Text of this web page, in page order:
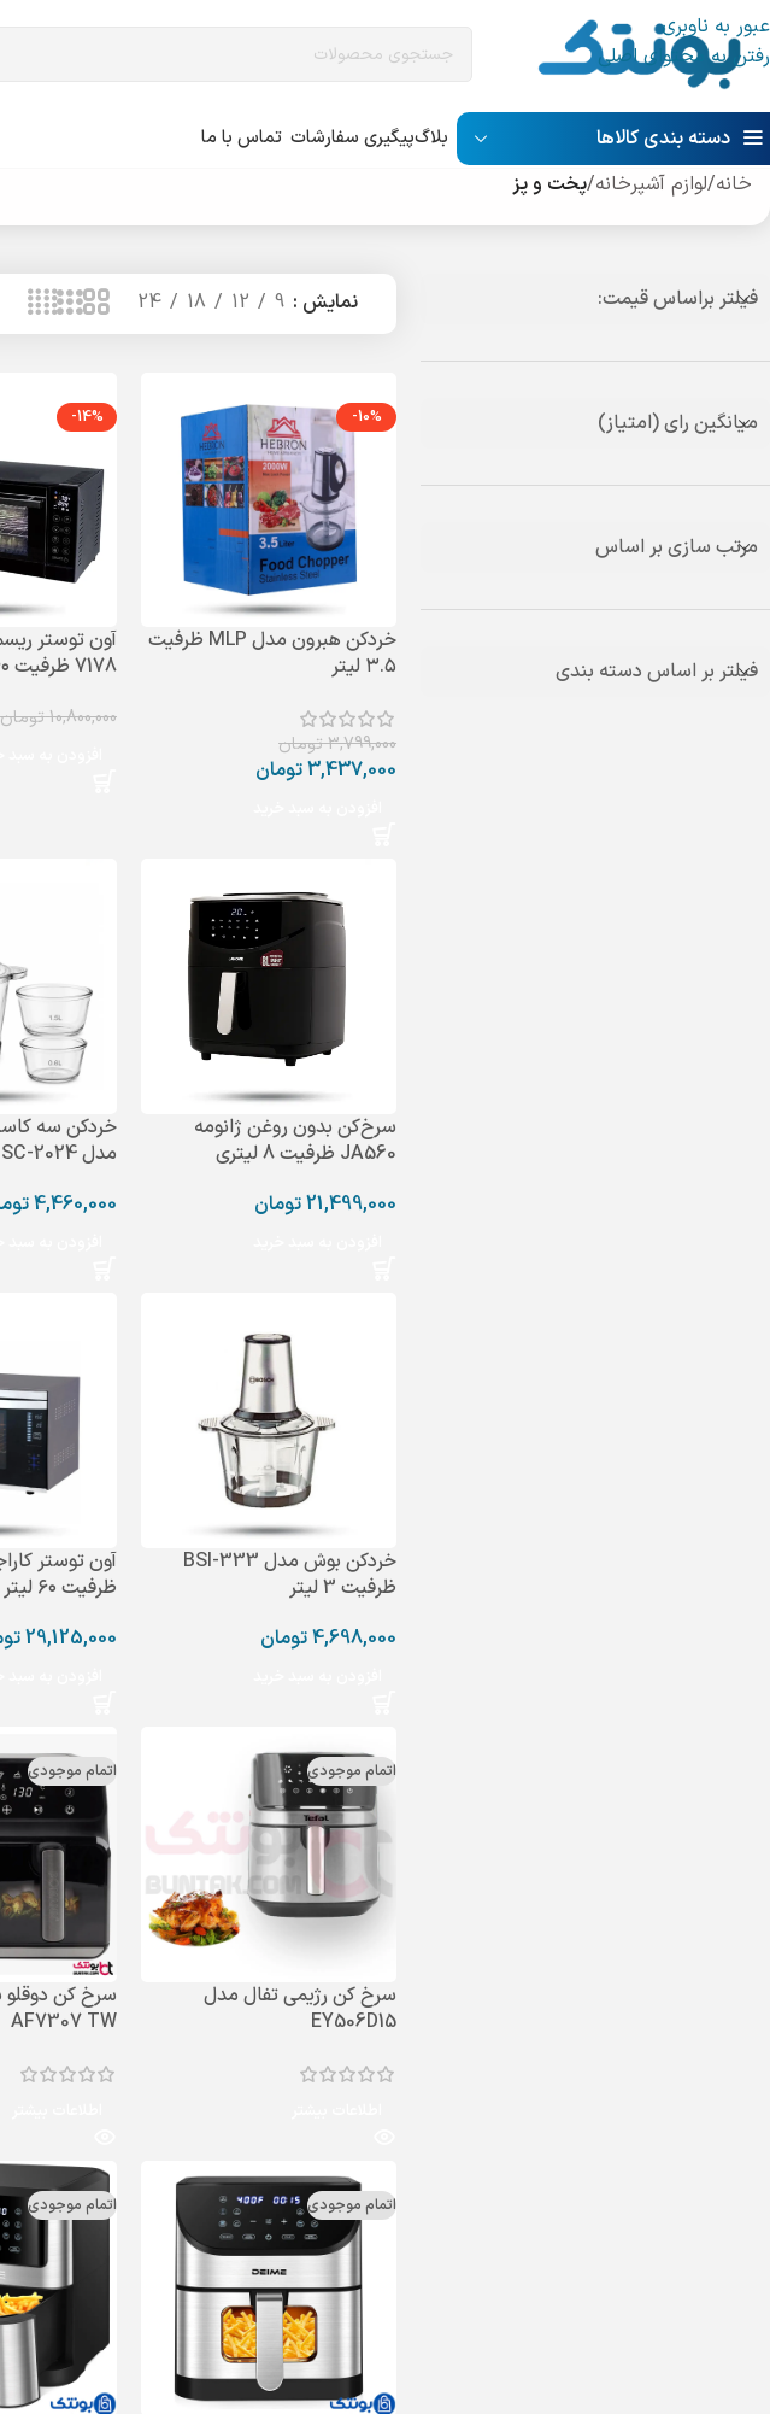
عبور به ناوبری
رفتن به محتوای اصلی
دسته بندی کالاها بلاگپیگیری سفارشات تماس با ما
خانه/لوازم آشپرخانه/پخت و پز
فیلتر براساس قیمت:
میانگین رای (امتیاز)
مرتب سازی بر اساس
فیلتر بر اساس دسته بندی
نمایش 9
12
18
24
-10%
خردکن هبرون مدل MLP ظرفیت
۳.۵ لیتر
3,799,000تومان
3,437,000تومان
-14%
7178 ظرفیت ۶۰ لیتر
10,800,000تومان
سرخ‌کن بدون روغن ژانومه
JA560 ظرفیت 8 لیتری
21,499,000تومان
خردکن سه
مدل SC-2024 ظرفیت 3 لیتر
4,460,000
خردکن بوش مدل BSI-333
ظرفیت 3 لیتر
4,698,000تومان
ظرفیت ۶۰ لیتر با جوجه گردان
29,125,000
اتمام موجودی
سرخ کن رژیمی تفال مدل
EY506D15
اتمام موجودی
سرخ کن
AF7307 TW
اتمام موجودی اتمام موجودی